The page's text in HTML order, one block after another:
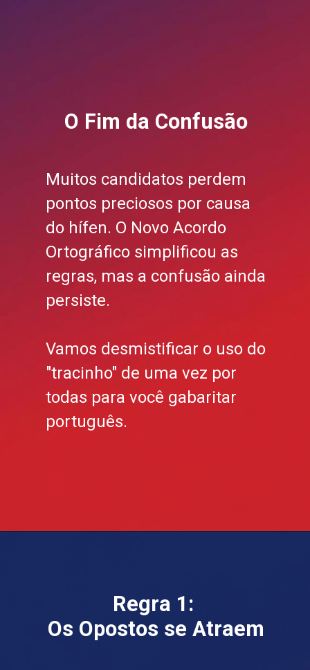
O Fim da Confusão
Muitos candidatos perdem
pontos preciosos por causa
do hífen. O Novo Acordo
Ortográfico simplificou as
regras, mas a confusão ainda
persiste.
Vamos desmistificar o uso do
"tracinho" de uma vez por
todas para você gabaritar
português.
Regra 1:
Os Opostos se Atraem